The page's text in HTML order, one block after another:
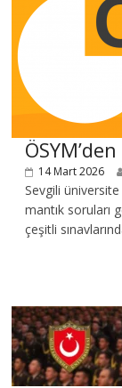
14 Mart 2026
Sevgili üniversite
mantık soruları
çeşitli